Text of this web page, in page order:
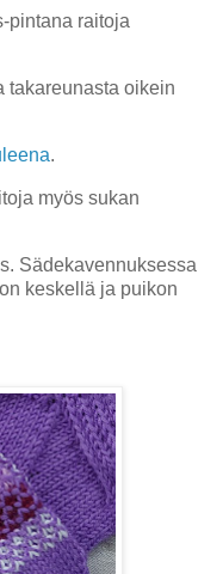
pintana raitoja
takareunasta oikein
.
myös sukan
Sädekavennuksessa
keskellä ja puikon